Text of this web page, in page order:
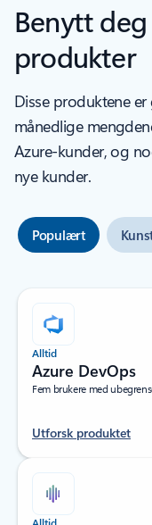
Benytt
produkter
Disse produktene
månedlige
Azure-kunder, og
nye kunder.
Populært
Alltid
Azure DevOps
Fem brukere med
Utforsk produktet